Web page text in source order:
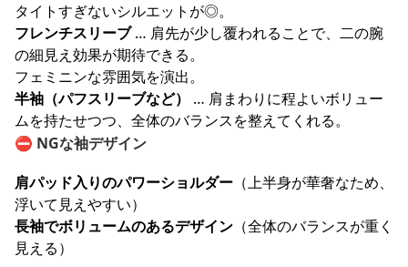
タイトすぎないシルエットが◎。
フレンチスリーブ… 肩先が少し覆われることで、二の腕
の細見え効果が期待できる。
フェミニンな雰囲気を演出。
半袖（パフスリーブなど）
… 肩まわりに程よいボリュー
ムを持たせつつ、全体のバランスを整えてくれる。
⛔ NGな袖デザイン
肩パッド入りのパワーショルダー （上半身が華奢なため、
浮いて見えやすい）
長袖でボリュームのあるデザイン （全体のバランスが重く
見える）